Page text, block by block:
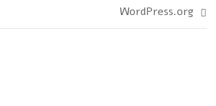
WordPress.org